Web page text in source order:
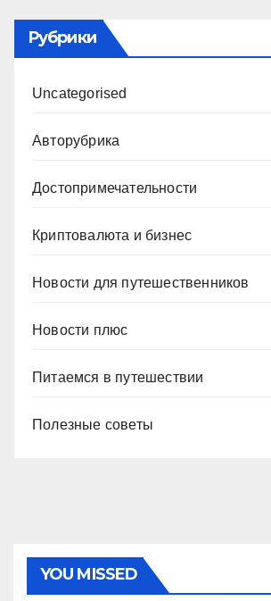
Рубрики
Uncategorised
Авторубрика
Достопримечательности
Криптовалюта и бизнес
Новости для путешественников
Новости плюс
Питаемся в путешествии
Полезные советы
YOU MISSED